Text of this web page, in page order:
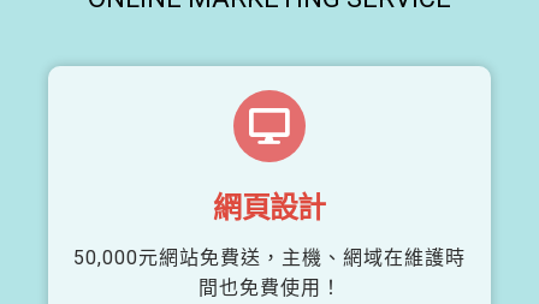
網頁設計
50,000元網站免費送，主機、網域在維護時
間也免費使用！